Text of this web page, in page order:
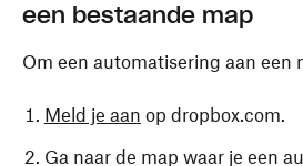
een bestaande map
Om een automatisering aan een
Meld je aan op dropbox.com.
Ga naar de map waar je een